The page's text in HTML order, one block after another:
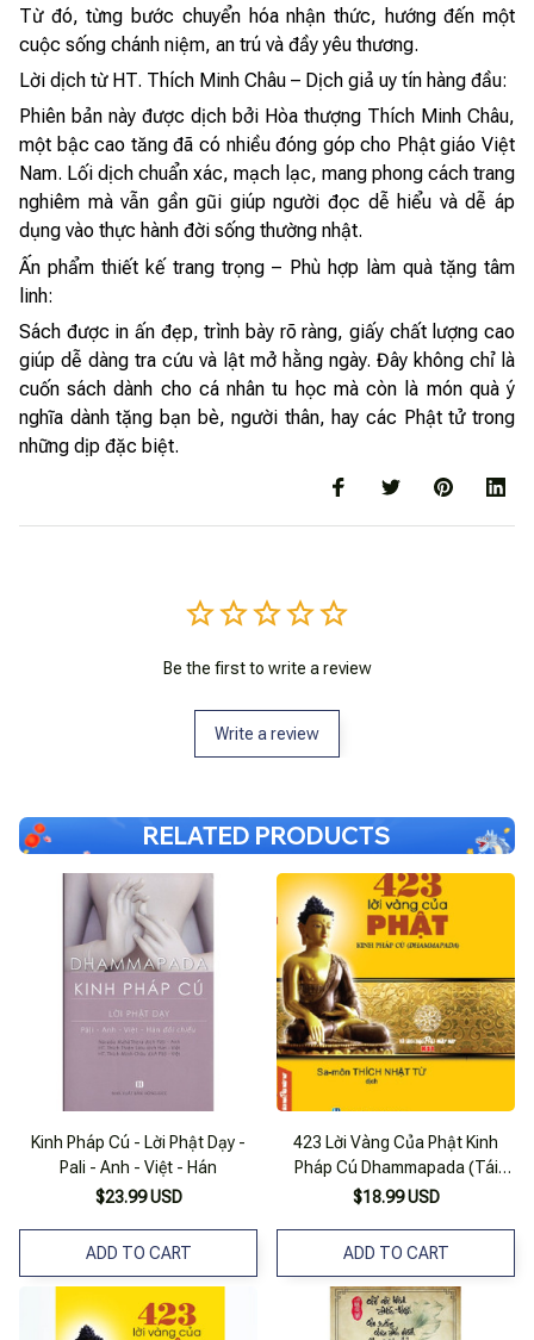
Từ đó, từng bước chuyển hóa nhận thức, hướng đến một
cuộc sống chánh niệm, an trú và đầy yêu thương.
Lời dịch từ HT. Thích Minh Châu – Dịch giả uy tín hàng đầu:
Phiên bản này được dịch bởi Hòa thượng Thích Minh Châu,
một bậc cao tăng đã có nhiều đóng góp cho Phật giáo Việt
Nam. Lối dịch chuẩn xác, mạch lạc, mang phong cách trang
nghiêm mà vẫn gần gũi giúp người đọc dễ hiểu và dễ áp
dụng vào thực hành đời sống thường nhật.
Ấn phẩm thiết kế trang trọng – Phù hợp làm quà tặng tâm
linh:
Sách được in ấn đẹp, trình bày rõ ràng, giấy chất lượng cao
giúp dễ dàng tra cứu và lật mở hằng ngày. Đây không chỉ là
cuốn sách dành cho cá nhân tu học mà còn là món quà ý
nghĩa dành tặng bạn bè, người thân, hay các Phật tử trong
những dịp đặc biệt.
Be the first to write a review
Write a review
RELATED PRODUCTS
Kinh Pháp Cú - Lời Phật Dạy -
Pali - Anh - Việt - Hán
$23.99 USD
ADD TO CART
423 Lời Vàng Của Phật Kinh
Pháp Cú Dhammapada (Tái
Bản)
$18.99 USD
ADD TO CART